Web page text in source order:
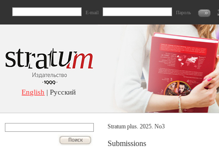
E-mail Пароль
English | Русский
Stratum plus. 2025. No3
Submissions